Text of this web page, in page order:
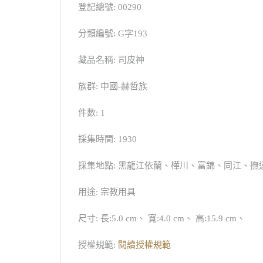
登記總號: 00290
分類編號: G字193
藏品名稱: 司皮神
族群: 中國-赫哲族
件數: 1
採集時間: 1930
採集地點: 黑龍江依蘭、樺川、富錦、同江、撫
用途: 宗教用具
尺寸: 長:5.0 cm、 寬:4.0 cm、 高:15.9 cm、
授權規範: 閱讀授權規範